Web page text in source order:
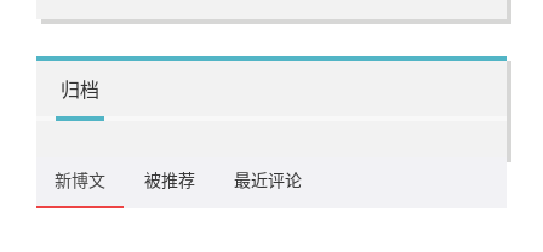
归档
新博文 被推荐 最近评论